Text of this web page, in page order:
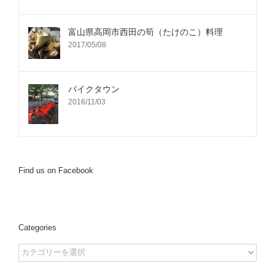
富山県高岡市西田の筍（たけのこ）料理
2017/05/08
バイクタウン
2016/11/03
Find us on Facebook
Categories
Categories